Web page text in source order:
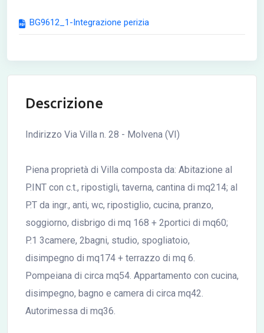
Descrizione
Indirizzo Via Villa n. 28 - Molvena (VI)
Piena proprietà di Villa composta da: Abitazione al
P.INT con c.t., ripostigli, taverna, cantina di mq214; al
P.T da ingr., anti, wc, ripostiglio, cucina, pranzo,
soggiorno, disbrigo di mq 168 + 2portici di mq60;
P.1 3camere, 2bagni, studio, spogliatoio,
disimpegno di mq174 + terrazzo di mq 6.
Pompeiana di circa mq54. Appartamento con cucina,
disimpegno, bagno e camera di circa mq42.
Autorimessa di mq36.
BG9612_1-Integrazione perizia